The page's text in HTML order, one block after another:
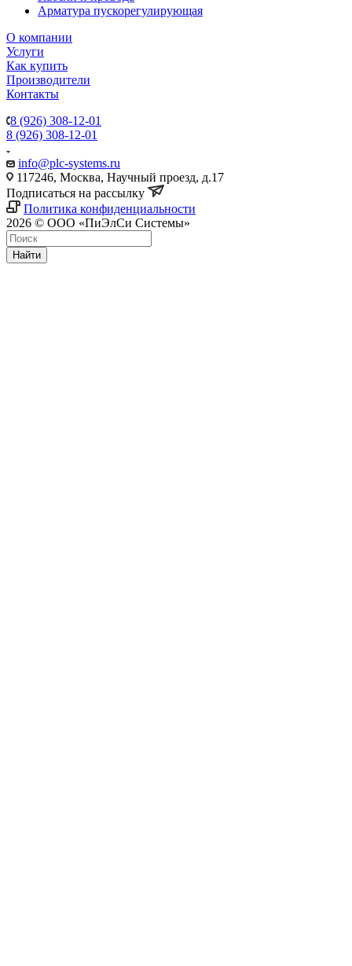
Арматура пускорегулирующая
О компании
Услуги
Как купить
Производители
Контакты
8 (926) 308-12-01
8 (926) 308-12-01
info@plc-systems.ru
117246, Москва, Научный проезд, д.17
Подписаться на рассылку
Политика конфиденциальности
2026 © ООО «ПиЭлСи Системы»
Найти